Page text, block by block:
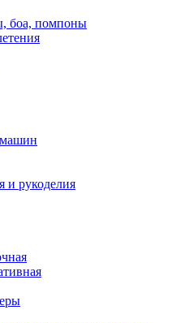
боа, помпоны
и рукоделия